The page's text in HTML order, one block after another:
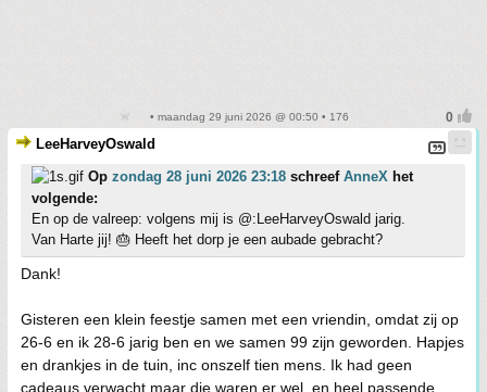
• maandag 29 juni 2026 @ 00:50 • 176
LeeHarveyOswald
Op zondag 28 juni 2026 23:18 schreef AnneX het
volgende:
En op de valreep: volgens mij is @:LeeHarveyOswald jarig.
Van Harte jij! 🎂 Heeft het dorp je een aubade gebracht?
Dank!
Gisteren een klein feestje samen met een vriendin, omdat zij op
26-6 en ik 28-6 jarig ben en we samen 99 zijn geworden. Hapjes
en drankjes in de tuin, inc onszelf tien mens. Ik had geen
cadeaus verwacht maar die waren er wel, en heel passende